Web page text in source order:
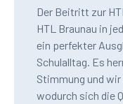
Der Beitritt zur
HTL Braunau in
ein perfekter
Schulalltag. Es
Stimmung und wir
wodurch sich die